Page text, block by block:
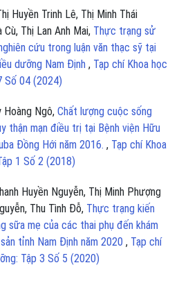
Huyền Trinh Lê, Thị Minh Thái
Cù, Thị Lan Anh Mai, Thực trạng sử
cứu trong luận văn thạc sỹ tại
dưỡng Nam Định , Tạp chí Khoa học
Số 04 (2024)
Hoàng Ngô, Chất lượng cuộc sống
thận mạn điều trị tại Bệnh viện Hữu
Đồng Hới năm 2016. , Tạp chí Khoa
1 Số 2 (2018)
Huyền Nguyễn, Thị Minh Phượng
Thu Tình Đỗ, Thực trạng kiến
sữa mẹ của các thai phụ đến khám
tỉnh Nam Định năm 2020 , Tạp chí
Tập 3 Số 5 (2020)